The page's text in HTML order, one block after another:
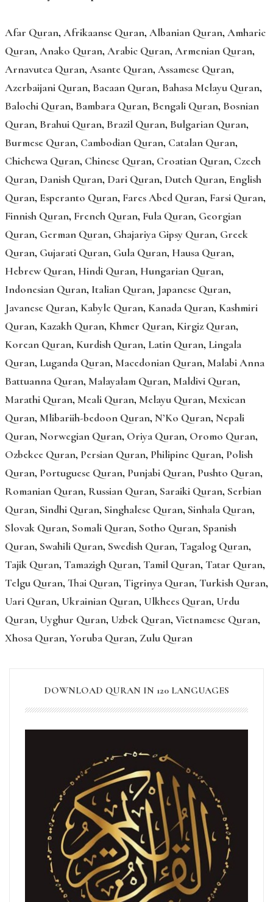
Afar Quran, Afrikaanse Quran, Albanian Quran, Amharic
Quran, Anako Quran, Arabic Quran, Armenian Quran,
Arnavutca Quran, Asante Quran, Assamese Quran,
Azerbaijani Quran, Bacaan Quran, Bahasa Melayu Quran,
Balochi Quran, Bambara Quran, Bengali Quran, Bosnian
Quran, Brahui Quran, Brazil Quran, Bulgarian Quran,
Burmese Quran, Cambodian Quran, Catalan Quran,
Chichewa Quran, Chinese Quran, Croatian Quran, Czech
Quran, Danish Quran, Dari Quran, Dutch Quran, English
Quran, Esperanto Quran, Fares Abed Quran, Farsi Quran,
Finnish Quran, French Quran, Fula Quran, Georgian
Quran, German Quran, Ghajariya Gipsy Quran, Greek
Quran, Gujarati Quran, Gula Quran, Hausa Quran,
Hebrew Quran, Hindi Quran, Hungarian Quran,
Indonesian Quran, Italian Quran, Japanese Quran,
Javanese Quran, Kabyle Quran, Kanada Quran, Kashmiri
Quran, Kazakh Quran, Khmer Quran, Kirgiz Quran,
Korean Quran, Kurdish Quran, Latin Quran, Lingala
Quran, Luganda Quran, Macedonian Quran, Malabi Anna
Battuanna Quran, Malayalam Quran, Maldivi Quran,
Marathi Quran, Meali Quran, Melayu Quran, Mexican
Quran, Mlibariih-bedoon Quran, N’Ko Quran, Nepali
Quran, Norwegian Quran, Oriya Quran, Oromo Quran,
Ozbekce Quran, Persian Quran, Philipine Quran, Polish
Quran, Portuguese Quran, Punjabi Quran, Pushto Quran,
Romanian Quran, Russian Quran, Saraiki Quran, Serbian
Quran, Sindhi Quran, Singhalese Quran, Sinhala Quran,
Slovak Quran, Somali Quran, Sotho Quran, Spanish
Quran, Swahili Quran, Swedish Quran, Tagalog Quran,
Tajik Quran, Tamazigh Quran, Tamil Quran, Tatar Quran,
Telgu Quran, Thai Quran, Tigrinya Quran, Turkish Quran,
Uari Quran, Ukrainian Quran, Ulkhees Quran, Urdu
Quran, Uyghur Quran, Uzbek Quran, Vietnamese Quran,
Xhosa Quran, Yoruba Quran, Zulu Quran
DOWNLOAD QURAN IN 120 LANGUAGES